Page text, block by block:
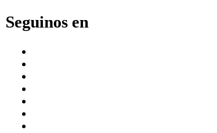
Seguinos en